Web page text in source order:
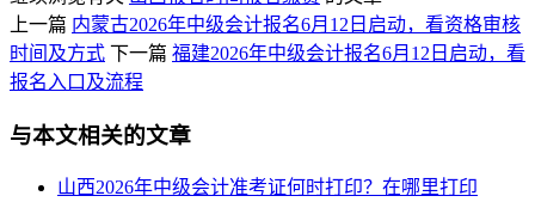
上一篇 内蒙古2026年中级会计报名6月12日启动，看资格审核
时间及方式 下一篇 福建2026年中级会计报名6月12日启动，看
报名入口及流程
与本文相关的文章
山西2026年中级会计准考证何时打印？在哪里打印